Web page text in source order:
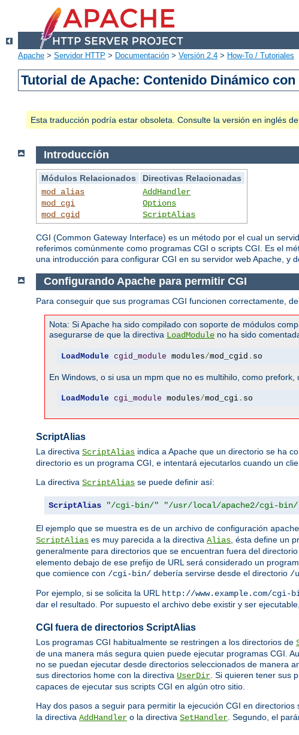
Apache > Servidor HTTP > Documentación > Versión 2.4 > How-To / Tutoriales
Tutorial de Apache: Contenido Dinámico con
Esta traducción podría estar obsoleta. Consulte la versión en inglés
Introducción
Módulos Relacionados
Directivas Relacionadas
mod_alias
mod_cgi
mod_cgid
AddHandler
Options
ScriptAlias
CGI (Common Gateway Interface) es un método por el cual un
referimos comúnmente como programas CGI o scripts CGI. Es el
una introducción para configurar CGI en su servidor web Apache, y
Configurando Apache para permitir CGI
Para conseguir que sus programas CGI funcionen correctamente,
Nota: Si Apache ha sido compilado con soporte de módulos
asegurarse de que la directiva LoadModule no ha sido
LoadModule cgid_module modules/mod_cgid . so
En Windows, o si usa un mpm que no es multihilo, como
LoadModule cgi_module modules/mod_cgi. so
ScriptAlias
La directiva ScriptAlias indica a Apache que un directorio se ha
directorio es un programa CGI, e intentará ejecutarlos cuando un
La directiva ScriptAlias se puede definir así:
ScriptAlias "/cgi-bin/" "/usr/local/apache2/cgi-
El ejemplo que se muestra es de un archivo de configuración
ScriptAlias es muy parecida a la directiva Alias, ésta define un
generalmente para directorios que se encuentran fuera del directorio
elemento debajo de ese prefijo de URL será considerado un
que comience con /cgi-bin/ debería servirse desde el directorio /
Por ejemplo, si se solicita la URL http://www.example.com/
dar el resultado. Por supuesto el archivo debe existir y ser
CGI fuera de directorios ScriptAlias
Los programas CGI habitualmente se restringen a los directorios de
de una manera más segura quien puede ejecutar programas CGI.
no se puedan ejecutar desde directorios seleccionados de manera
sus directorios home con la directiva UserDir. Si quieren tener sus
capaces de ejecutar sus scripts CGI en algún otro sitio.
Hay dos pasos a seguir para permitir la ejecución CGI en
la directiva AddHandler o la directiva SetHandler. Segundo, el